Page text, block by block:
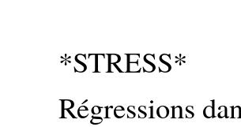
*STRESS*
Régressions